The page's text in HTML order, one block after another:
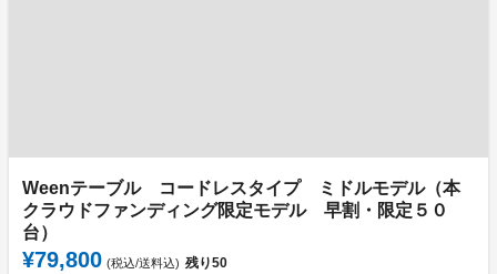
Weenテーブル コードレスタイプ ミドルモデル（本
クラウドファンディング限定モデル 早割・限定５０
台）
¥79,800 (税込/送料込) 残り50